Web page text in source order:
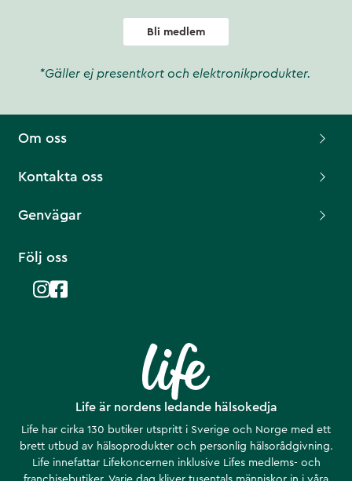
Bli medlem
*Gäller ej presentkort och elektronikprodukter.
Life är nordens ledande hälsokedja
Life har cirka 130 butiker utspritt i Sverige och Norge med ett
brett utbud av hälsoprodukter och personlig hälsorådgivning.
Life innefattar Lifekoncernen inklusive Lifes medlems- och
Om oss
Kontakta oss
Genvägar
Följ oss